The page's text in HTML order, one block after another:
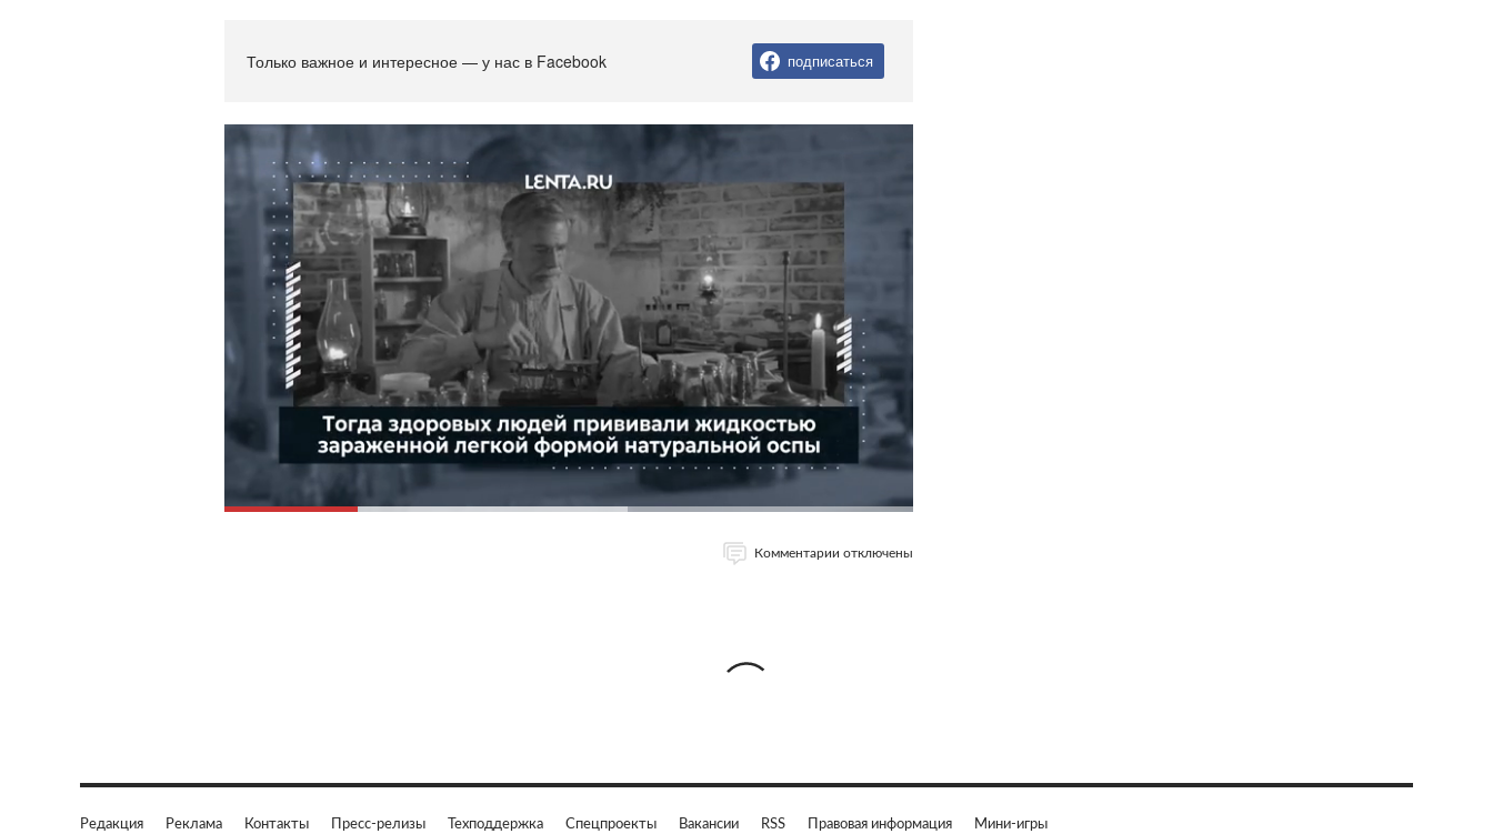
Только важное и интересное — у нас в Facebook подписаться
Комментарии отключены
Редакция Реклама Контакты Пресс-релизы Техподдержка Спецпроекты Вакансии RSS Правовая информация Мини-игры